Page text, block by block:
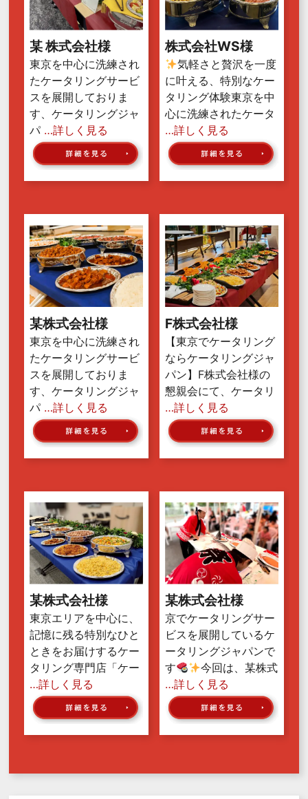
某 株式会社様
東京を中心に洗練され
たケータリングサービ
スを展開しておりま
す、ケータリングジャ
パ …詳しく見る
株式会社WS様
気軽さと贅沢を一度
に叶える、特別なケー
タリング体験東京を中
心に洗練されたケータ
…詳しく見る
某株式会社様
東京を中心に洗練され
たケータリングサービ
スを展開しておりま
す、ケータリングジャ
パ …詳しく見る
F株式会社様
【東京でケータリング
ならケータリングジャ
パン】F株式会社様の
懇親会にて、ケータリ
…詳しく見る
某株式会社様
東京エリアを中心に、
記憶に残る特別なひと
ときをお届けするケー
タリング専門店「ケー
…詳しく見る
某株式会社様
京でケータリングサー
ビスを展開しているケ
ータリングジャパンで
す
今回は、某株式
…詳しく見る